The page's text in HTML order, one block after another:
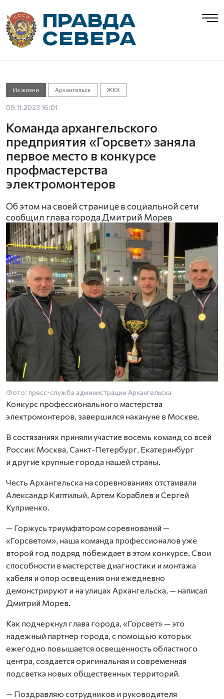
Из жизни Архангельск ЖКХ
09.11.2023 16:01
Команда архангельского
предприятия «Горсвет» заняла
первое место в конкурсе
профмастерства
электромонтеров
Об этом на своей странице в социальной сети
сообщил глава города Дмитрий Морев
Фото: пресс-служба администрации Архангельска
Конкурс профессионального мастерства
электромонтеров, завершился накануне в Москве.
В состязаниях приняли участие восемь команд со всей
России: Москва, Санкт-Петербург, Екатеринбург
и другие крупные города нашей страны.
Честь Архангельска на соревнованиях отстаивали
Александр Киптилый, Артем Кораблев и Сергей
Куприенко.
— Горжусь триумфатором соревнований —
«Горсветом», наша команда профессионалов уже
второй год подряд побеждает в этом конкурсе. Свои
способности в мастерстве диагностики и монтажа
кабеля и опор освещения они ежедневно
демонстрируют и на улицах Архангельска, — написал
Дмитрий Морев.
Как подчеркнул глава города, «Горсвет» — это
надежный партнер города, с помощью которых
ежегодно повышается освещенность областного
центра, создается оригинальная и современная
подсветка новых общественных территорий.
— Поздравляю сотрудников и руководителя